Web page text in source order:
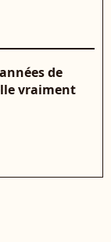
de
vraiment